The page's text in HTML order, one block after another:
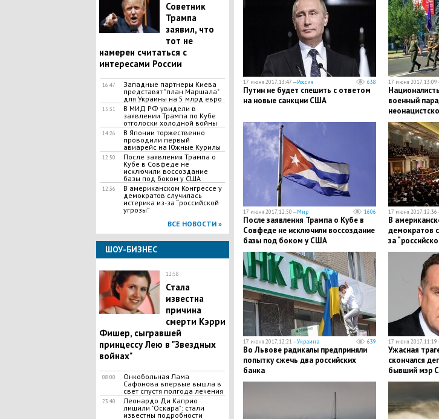
Советник
Трампа
заявил, что
тот не
намерен считаться с
интересами России
16:47
Западные партнеры Киева
представят "план Маршала"
для Украины на 5 млрд евро
15:31
В МИД РФ увидели в
заявлении Трампа по Кубе
отголоски холодной войны
14:26
В Японии торжественно
проводили первый
авиарейс на Южные Курилы
12:50
После заявления Трампа о
Кубе в Совфеде не
исключили воссоздание
базы под боком у США
12:36
В американском Конгрессе у
демократов случилась
истерика из-за “российской
угрозы”
ВСЕ НОВОСТИ »
ШОУ-БИЗНЕС
12:58
​Стала
известна
причина
смерти Кэрри
Фишер, сыгравшей
принцессу Лею в "Звездных
войнах"
08:00
Онкобольная Лама
Сафонова впервые вышла в
свет спустя полгода лечения
23:40
Леонардо Ди Каприо
лишили "Оскара": стали
известны подробности
17 июня 2017, 13:47 —Россия 638
Путин не будет спешить с ответом
на новые санкции США
17 июня 2017, 13:09
военный
украинских
17 июня 2017, 12:50 —Мир 1606
После заявления Трампа о Кубе в
Совфеде не исключили воссоздание
базы под боком у США
17 июня 2017, 12:36
В
демократов
за
17 июня 2017, 12:21 —Украина 639
Во Львове радикалы предприняли
попытку сжечь два российских
банка
17 июня 2017, 11:19
​Ужасная
скончался
бывший мэр
Грищенко